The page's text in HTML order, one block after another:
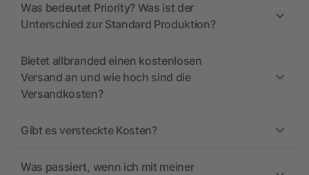
Was bedeutet Priority? Was ist der
Unterschied zur Standard Produktion?
Bietet allbranded einen kostenlosen
Versand an und wie hoch sind die
Versandkosten?
Gibt es versteckte Kosten?
Was passiert, wenn ich mit meiner